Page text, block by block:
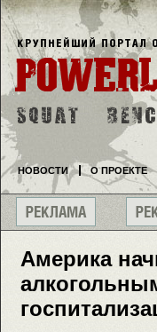
Америка
НОВОСТИ О ПРОЕКТЕ